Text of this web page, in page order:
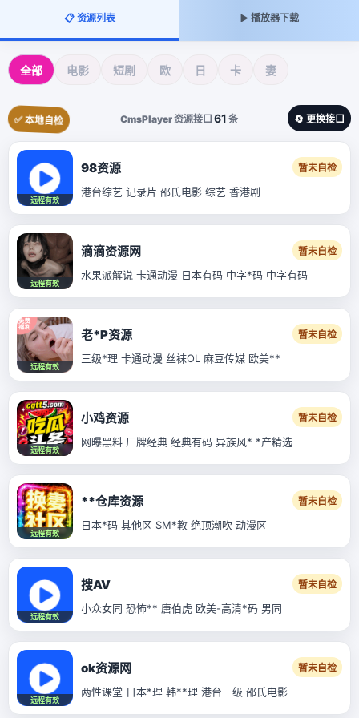
📋 资源列表 ▶️ 播放器下载
全部 电影 短剧 欧 日 卡 妻
✅ 本地自检 CmsPlayer 资源接口 61 条 🔄 更换接口
远程有效
98资源 暂未自检
港台综艺 记录片 邵氏电影 综艺 香港剧
远程有效
滴滴资源网 暂未自检
水果派解说 卡通动漫 日本有码 中字*码 中字有码
远程有效
老*P资源 暂未自检
三级*理 卡通动漫 丝袜OL 麻豆传媒 欧美**
远程有效
小鸡资源 暂未自检
网曝黑料 厂牌经典 经典有码 异族风* *产精选
远程有效
**仓库资源 暂未自检
日本*码 其他区 SM*教 绝顶潮吹 动漫区
远程有效
搜AV 暂未自检
小众女同 恐怖** 唐伯虎 欧美-高清*码 男同
远程有效
ok资源网 暂未自检
两性课堂 日本*理 韩**理 港台三级 邵氏电影